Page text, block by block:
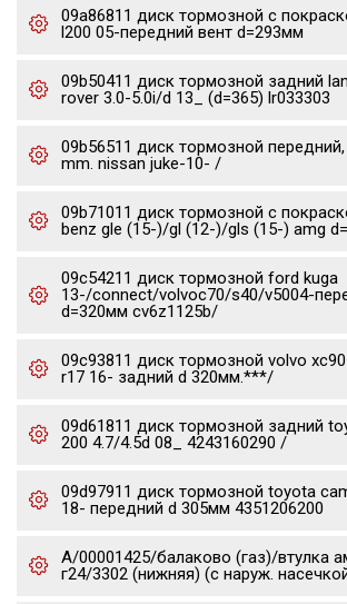
09a86811 диск тормозной с
l200 05-передний вент d=293мм
09b50411 диск тормозной задний
rover 3.0-5.0i/d 13_ (d=365) lr033303
09b56511 диск тормозной передний,
mm. nissan juke-10- /
09b71011 диск тормозной с
benz gle (15-)/gl (12-)/gls (15-) amg
09c54211 диск тормозной ford kuga
13-/connect/volvoc70/s40/v5004-
d=320мм cv6z1125b/
09c93811 диск тормозной volvo
r17 16- задний d 320мм.***/
09d61811 диск тормозной задний
200 4.7/4.5d 08_ 4243160290 /
09d97911 диск тормозной toyota
18- передний d 305мм 4351206200
А/00001425/балаково (газ)/втулка
г24/3302 (нижняя) (с наруж.